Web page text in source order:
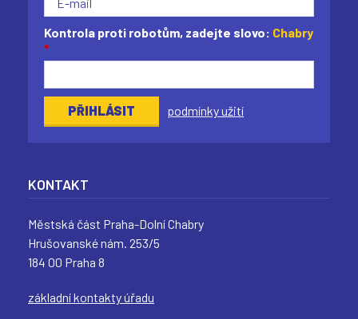
Kontrola proti robotům, zadejte slovo: Chabry
*
podmínky užití
KONTAKT
Městská část Praha-Dolní Chabry
Hrušovanské nám. 253/5
184 00 Praha 8
základní kontakty úřadu